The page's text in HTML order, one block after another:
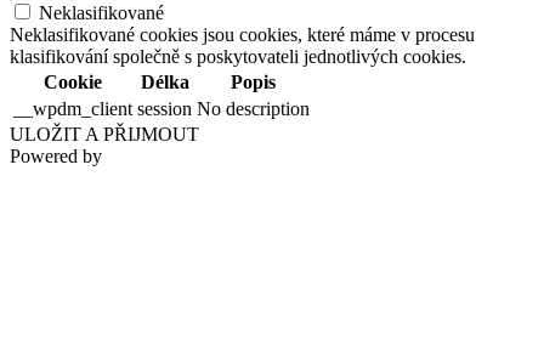
Neklasifikované
Neklasifikované cookies jsou cookies, které máme v procesu
klasifikování společně s poskytovateli jednotlivých cookies.
Cookie
Délka
Popis
__wpdm_client session No description
ULOŽIT A PŘIJMOUT
Powered by